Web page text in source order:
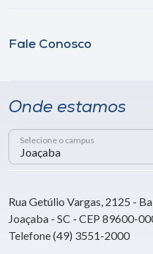
Fale Conosco
Onde estamos
Selecione o campus
Rua Getúlio Vargas, 2125 -
Joaçaba - SC - CEP 89600-
Telefone (49) 3551-2000